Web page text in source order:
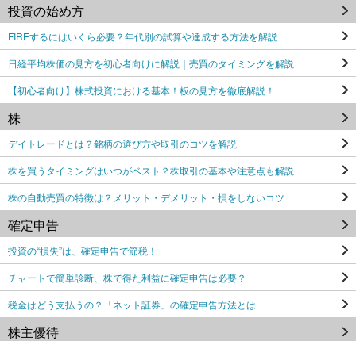
投資の始め方
FIREするにはいくら必要？年代別の試算や達成する方法を解説
日経平均株価の見方を初心者向けに解説｜売買のタイミングを解説
【初心者向け】株式投資における基本！板の見方を徹底解説！
株
デイトレードとは？銘柄の選び方や取引のコツを解説
株を買うタイミングはいつがベスト？株取引の基本や注意点も解説
株の自動売買の特徴は？メリット・デメリット・損をしないコツ
確定申告
投資の“損失”は、確定申告で節税！
チャートで簡単診断、株で得た利益に確定申告は必要？
税金はどう支払うの？「ネット証券」の確定申告方法とは
株主優待